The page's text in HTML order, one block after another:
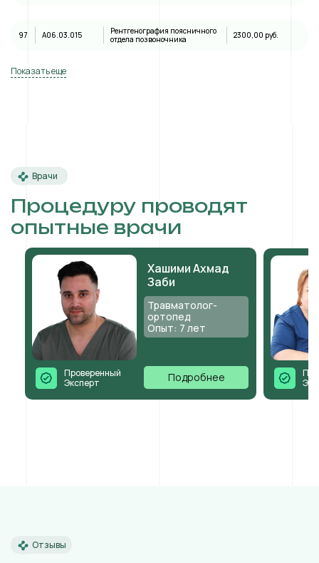
97 A06.03.015
Рентгенография поясничного
отдела позвоночника
2300,00 руб.
Показать еще
Врачи
Процедуру проводят
опытные врачи
Проверенный
Эксперт
Хашими Ахмад
Заби
Травматолог-
ортопед
Опыт: 7 лет
Подробнее
Отзывы